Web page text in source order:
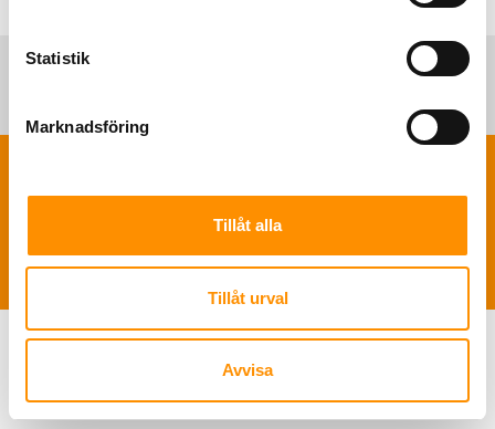
Statistik
Marknadsföring
Tillåt alla
Tillåt urval
Avvisa
info@tns-sverige.se